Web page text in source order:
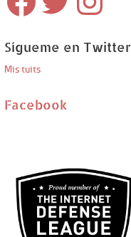
Sígueme en Twitter
Mis tuits
Facebook